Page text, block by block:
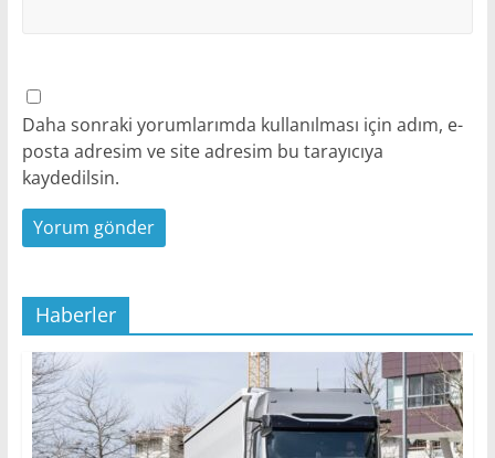
Daha sonraki yorumlarımda kullanılması için adım, e-
posta adresim ve site adresim bu tarayıcıya
kaydedilsin.
Haberler